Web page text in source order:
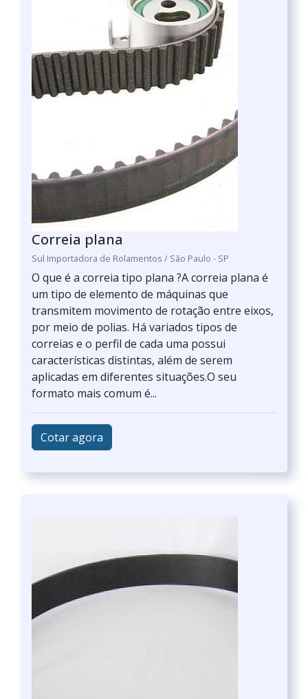
Correia plana
Sul Importadora de Rolamentos / São Paulo - SP
O que é a correia tipo plana ?A correia plana é
um tipo de elemento de máquinas que
transmitem movimento de rotação entre eixos,
por meio de polias. Há variados tipos de
correias e o perfil de cada uma possui
características distintas, além de serem
aplicadas em diferentes situações.O seu
formato mais comum é...
Cotar agora